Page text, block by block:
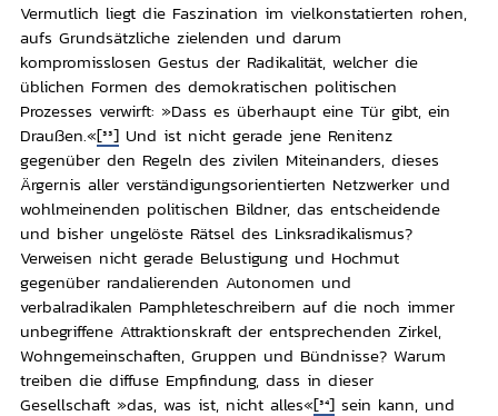
Vermutlich liegt die Faszination im vielkonstatierten rohen,
aufs Grundsätzliche zielenden und darum
kompromisslosen Gestus der Radikalität, welcher die
üblichen Formen des demokratischen politischen
Prozesses verwirft: »Dass es überhaupt eine Tür gibt, ein
Draußen.«[33]Und ist nicht gerade jene Renitenz
gegenüber den Regeln des zivilen Miteinanders, dieses
Ärgernis aller verständigungsorientierten Netzwerker und
wohlmeinenden politischen Bildner, das entscheidende
und bisher ungelöste Rätsel des Linksradikalismus?
Verweisen nicht gerade Belustigung und Hochmut
gegenüber randalierenden Autonomen und
verbalradikalen Pamphleteschreibern auf die noch immer
unbegriffene Attraktionskraft der entsprechenden Zirkel,
Wohngemeinschaften, Gruppen und Bündnisse? Warum
treiben die diffuse Empfindung, dass in dieser
Gesellschaft »das, was ist, nicht alles«[34]sein kann, und